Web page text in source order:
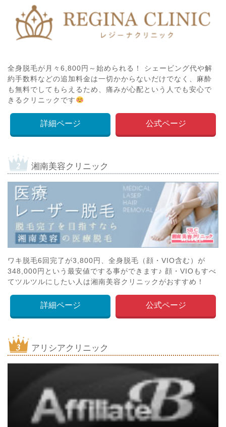
全身脱毛が月々6,800円～始められる！ シェービング代や解
約手数料などの追加料金は一切かからないだけでなく、麻酔
も無料でしてもらえるため、痛みが心配という人でも安心で
きるクリニックです
詳細ページ 公式ページ
湘南美容クリニック
ワキ脱毛6回完了が3,800円、全身脱毛（顔・VIO含む）が
348,000円という最安値でする事ができます♪ 顔・VIOもすべ
てツルツルにしたい人は湘南美容クリニックがおすすめ！
詳細ページ 公式ページ
アリシアクリニック